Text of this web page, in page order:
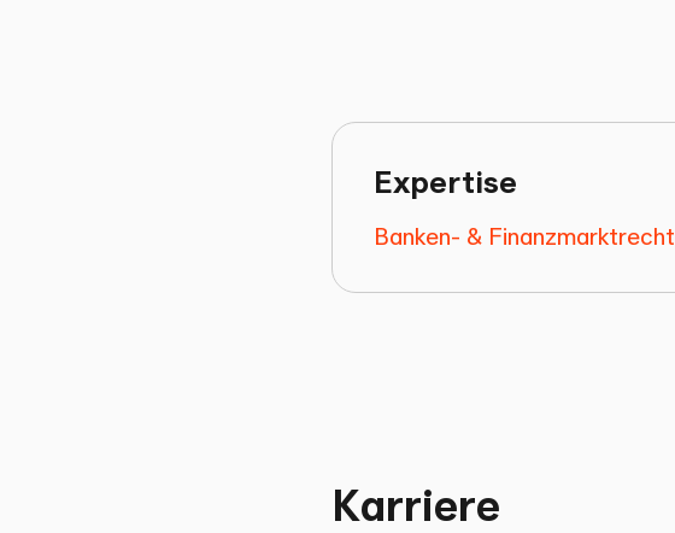
Expertise
Banken- & Finanzmarktrecht
Karriere